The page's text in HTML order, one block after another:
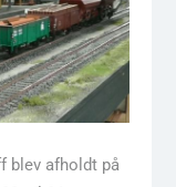
blev afholdt på